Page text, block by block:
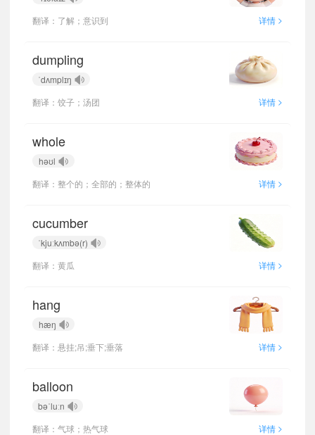
翻译：了解；意识到
详情 >
dumpling
ˈdʌmplɪŋ
翻译：饺子；汤团
详情 >
whole
həʊl
翻译：整个的；全部的；整体的
详情 >
cucumber
ˈkjuːkʌmbə(r)
翻译：黄瓜
详情 >
hang
hæŋ
翻译：悬挂;吊;垂下;垂落
详情 >
balloon
bəˈluːn
翻译：气球；热气球
详情 >